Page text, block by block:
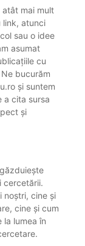
mai mult
link, atunci
sau o idee
asumat
cu
bucurăm
și suntem
a cita sursa
și
cercetării.
noștri, cine și
cine și cum
lumea în